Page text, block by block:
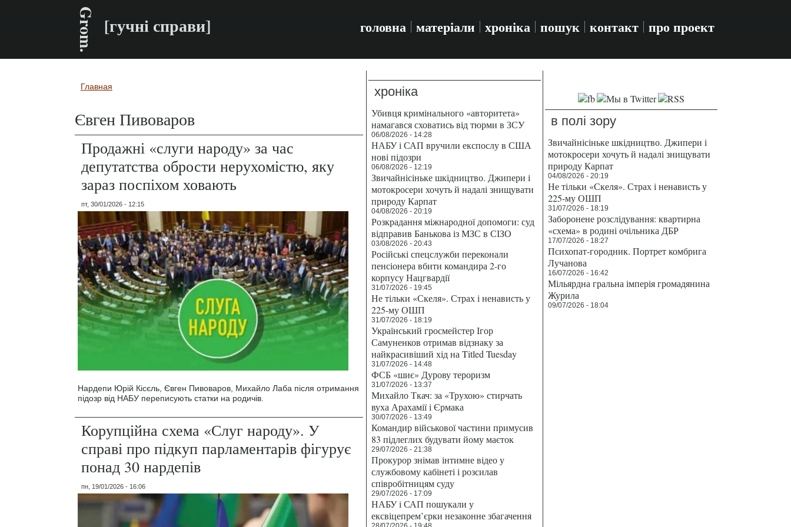
Grom. [гучні справи] головна матеріали хроніка пошук контакт про проект
Вы здесь
Главная
Євген Пивоваров
Продажні «слуги народу» за час
депутатства обрости нерухомістю, яку
зараз поспіхом ховають
пт, 30/01/2026 - 12:15
Нардепи Юрій Кісєль, Євген Пивоваров, Михайло Лаба після отримання
підозр від НАБУ переписують статки на родичів.
Корупційна схема «Слуг народу». У
справі про підкуп парламентарів фігурує
понад 30 нардепів
пн, 19/01/2026 - 16:06
хроніка
Убивця кримінального «авторитета»
намагався сховатись від тюрми в ЗСУ
06/08/2026 - 14:28
НАБУ і САП вручили експослу в США
нові підозри
06/08/2026 - 12:19
Звичайнісіньке шкідництво. Джипери і
мотокросери хочуть й надалі знищувати
природу Карпат
04/08/2026 - 20:19
Розкрадання міжнародної допомоги: суд
відправив Банькова із МЗС в СІЗО
03/08/2026 - 20:43
Російські спецслужби переконали
пенсіонера вбити командира 2-го
корпусу Нацгвардії
31/07/2026 - 19:45
Не тільки «Скеля». Страх і ненависть у
225-му ОШП
31/07/2026 - 18:19
Український гросмейстер Ігор
Самуненков отримав відзнаку за
найкрасивіший хід на Titled Tuesday
31/07/2026 - 14:48
ФСБ «шиє» Дурову тероризм
31/07/2026 - 13:37
Михайло Ткач: за «Трухою» стирчать
вуха Арахамії і Єрмака
30/07/2026 - 13:49
Командир військової частини примусив
83 підлеглих будувати йому маєток
29/07/2026 - 21:38
Прокурор знімав інтимне відео у
службовому кабінеті і розсилав
співробітницям суду
29/07/2026 - 17:09
НАБУ і САП пошукали у
ексвіцепрем’єрки незаконне збагачення
в полі зору
Звичайнісіньке шкідництво. Джипери і
мотокросери хочуть й надалі знищувати
природу Карпат
04/08/2026 - 20:19
Не тільки «Скеля». Страх і ненависть у
225-му ОШП
31/07/2026 - 18:19
Заборонене розслідування: квартирна
«схема» в родині очільника ДБР
17/07/2026 - 18:27
Психопат-городник. Портрет комбрига
Лучанова
16/07/2026 - 16:42
Мільярдна гральна імперія громадянина
Журила
09/07/2026 - 18:04